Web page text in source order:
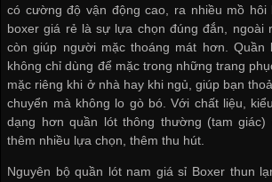
có cường độ vận động cao, ra nhiều mồ
boxer giá rẻ là sự lựa chọn đúng đắn, ngoài
còn giúp người mặc thoáng mát hơn. Quần
không chỉ dùng để mặc trong những trang
mặc riêng khi ở nhà hay khi ngủ, giúp bạn
chuyển mà không lo gò bó. Với chất liệu,
dạng hơn quần lót thông thường (tam
thêm nhiều lựa chọn, thêm thu hút.
Nguyên bộquần lót nam giá sỉ Boxer thun